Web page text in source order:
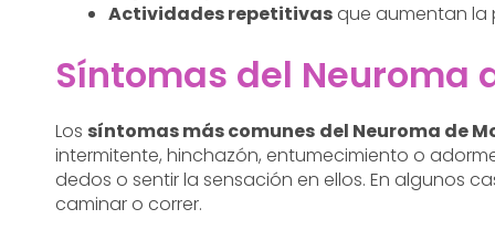
Actividades repetitivasque aumentan la
Síntomas del Neuroma
Los síntomas más comunes del Neuroma de
intermitente, hinchazón, entumecimiento o
dedos o sentir la sensación en ellos. En algunos
caminar o correr.